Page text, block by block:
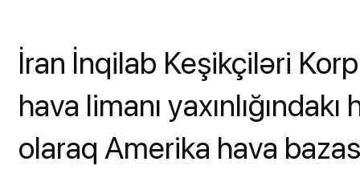
İran İnqilab Keşikçiləri
hava limanı
olaraq Amerika hava